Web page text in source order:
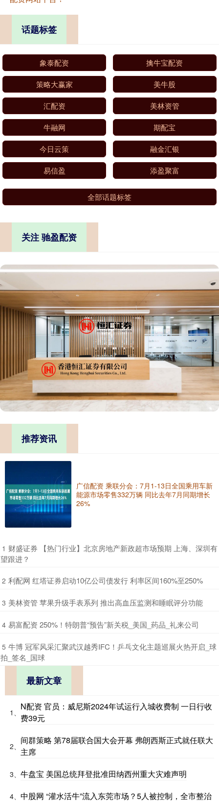
话题标签
象泰配资 擒牛宝配资
策略大赢家 美牛股
汇配资 美林资管
牛融网 期配宝
今日云策 融金汇银
易信盈 添盈聚富
全部话题标签
关注 驰盈配资
推荐资讯
广信配资 乘联分会：7月1-13日全国乘用车新
能源市场零售332万辆 同比去年7月同期增长
26%
1 ​财盛证券 【热门行业】北京房地产新政超市场预期 上海、深圳有
望跟进？
2 ​利配网 红塔证券启动10亿公司债发行 利率区间160%至250%
3 ​美林资管 苹果升级手表系列 推出高血压监测和睡眠评分功能
4 ​易富配资 250%！特朗普“预告”新关税_美国_药品_礼来公司
5 ​牛博 冠军风采汇聚武汉越秀IFC！乒乓文化主题巡展火热开启_球
拍_签名_国球
最新文章
1、
N配资 官员：威尼斯2024年试运行入城收费制 一日行收
费39元
2、
间群策略 第78届联合国大会开幕 弗朗西斯正式就任联大
主席
3、 牛盘宝 美国总统拜登批准田纳西州重大灾难声明
4、 中股网 “灌水活牛”流入东莞市场？5人被控制，全市整治